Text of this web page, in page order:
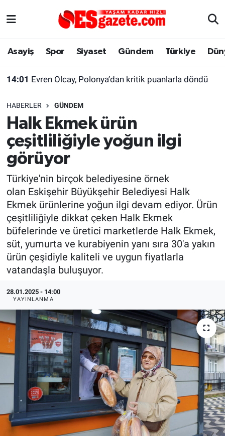
Asayiş Spor Siyaset Gündem Türkiye
14:01 Evren Olcay, Polonya’dan kritik puanlarla döndü
HABERLER GÜNDEM
Halk Ekmek ürün
çeşitliliğiyle yoğun ilgi
görüyor
Türkiye'nin birçok belediyesine örnek
olan Eskişehir Büyükşehir Belediyesi Halk
Ekmek ürünlerine yoğun ilgi devam ediyor. Ürün
çeşitliliğiyle dikkat çeken Halk Ekmek
büfelerinde ve üretici marketlerde Halk Ekmek,
süt, yumurta ve kurabiyenin yanı sıra 30'a yakın
ürün çeşidiyle kaliteli ve uygun fiyatlarla
vatandaşla buluşuyor.
28.01.2025 - 14:00
YAYINLANMA
Asayiş
Gündem
Türkiye
Dünya
Sağlık
Alış-Veriş/İş dünyası
Yaşam
Eskişehirspor Arşivi
Eskişehir Arşivi
Röportaj
Ekonomi
Kültür Sanat
Politika
Bilecik
Kütahya
Gezi
Genel
Çevre
Yerel
Magazin
Eskişehir Nöbetçi Eczaneler
Süper Lig Puan Durumu ve Fikstür
Tüm Manşetler
Son Dakika Haberleri
Haber Arşivi